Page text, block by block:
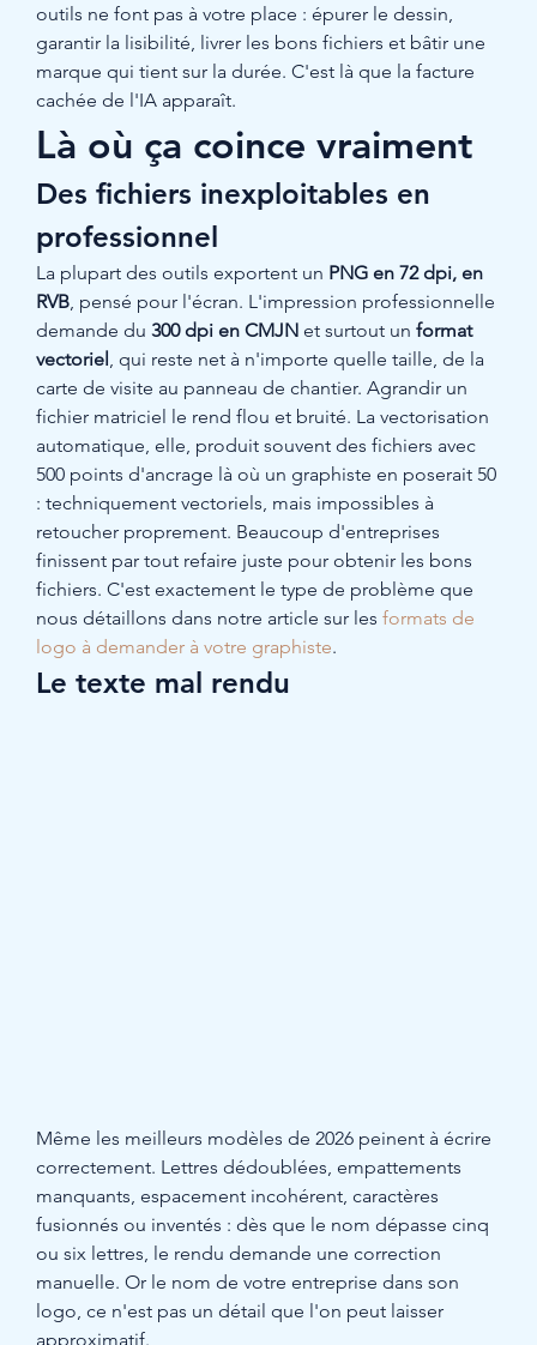
outils ne font pas à votre place : épurer le dessin,
garantir la lisibilité, livrer les bons fichiers et bâtir une
marque qui tient sur la durée. C'est là que la facture
cachée de l'IA apparaît.
Là où ça coince vraiment
Des fichiers inexploitables en
professionnel
La plupart des outils exportent un PNG en 72 dpi, en
RVB, pensé pour l'écran. L'impression professionnelle
demande du 300 dpi en CMJN et surtout un format
vectoriel, qui reste net à n'importe quelle taille, de la
carte de visite au panneau de chantier. Agrandir un
fichier matriciel le rend flou et bruité. La vectorisation
automatique, elle, produit souvent des fichiers avec
500 points d'ancrage là où un graphiste en poserait 50
: techniquement vectoriels, mais impossibles à
retoucher proprement. Beaucoup d'entreprises
finissent par tout refaire juste pour obtenir les bons
fichiers. C'est exactement le type de problème que
nous détaillons dans notre article sur les formats de
logo à demander à votre graphiste.
Le texte mal rendu
Même les meilleurs modèles de 2026 peinent à écrire
correctement. Lettres dédoublées, empattements
manquants, espacement incohérent, caractères
fusionnés ou inventés : dès que le nom dépasse cinq
ou six lettres, le rendu demande une correction
manuelle. Or le nom de votre entreprise dans son
logo, ce n'est pas un détail que l'on peut laisser
approximatif.